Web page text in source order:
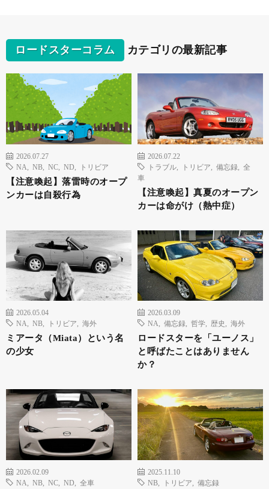
ロードスターコラム カテゴリの最新記事
2026.07.27
NA
NB NC ND トリビア
【注意喚起】落雷時のオープ
ンカーは自殺行為
2026.07.22
トラブル
トリビア 備忘録
全
車
【注意喚起】真夏のオープン
カーは命がけ（熱中症）
2026.05.04
NA
NB トリビア 海外
ミアータ（Miata）という名
の少女
2026.03.09
NA
備忘録 哲学 歴史 海外
ロードスターを「ユーノス」
と呼ばたことはありません
か？
2026.02.09
NA
NB NC ND 全車
2025.11.10
NB
トリビア 備忘録